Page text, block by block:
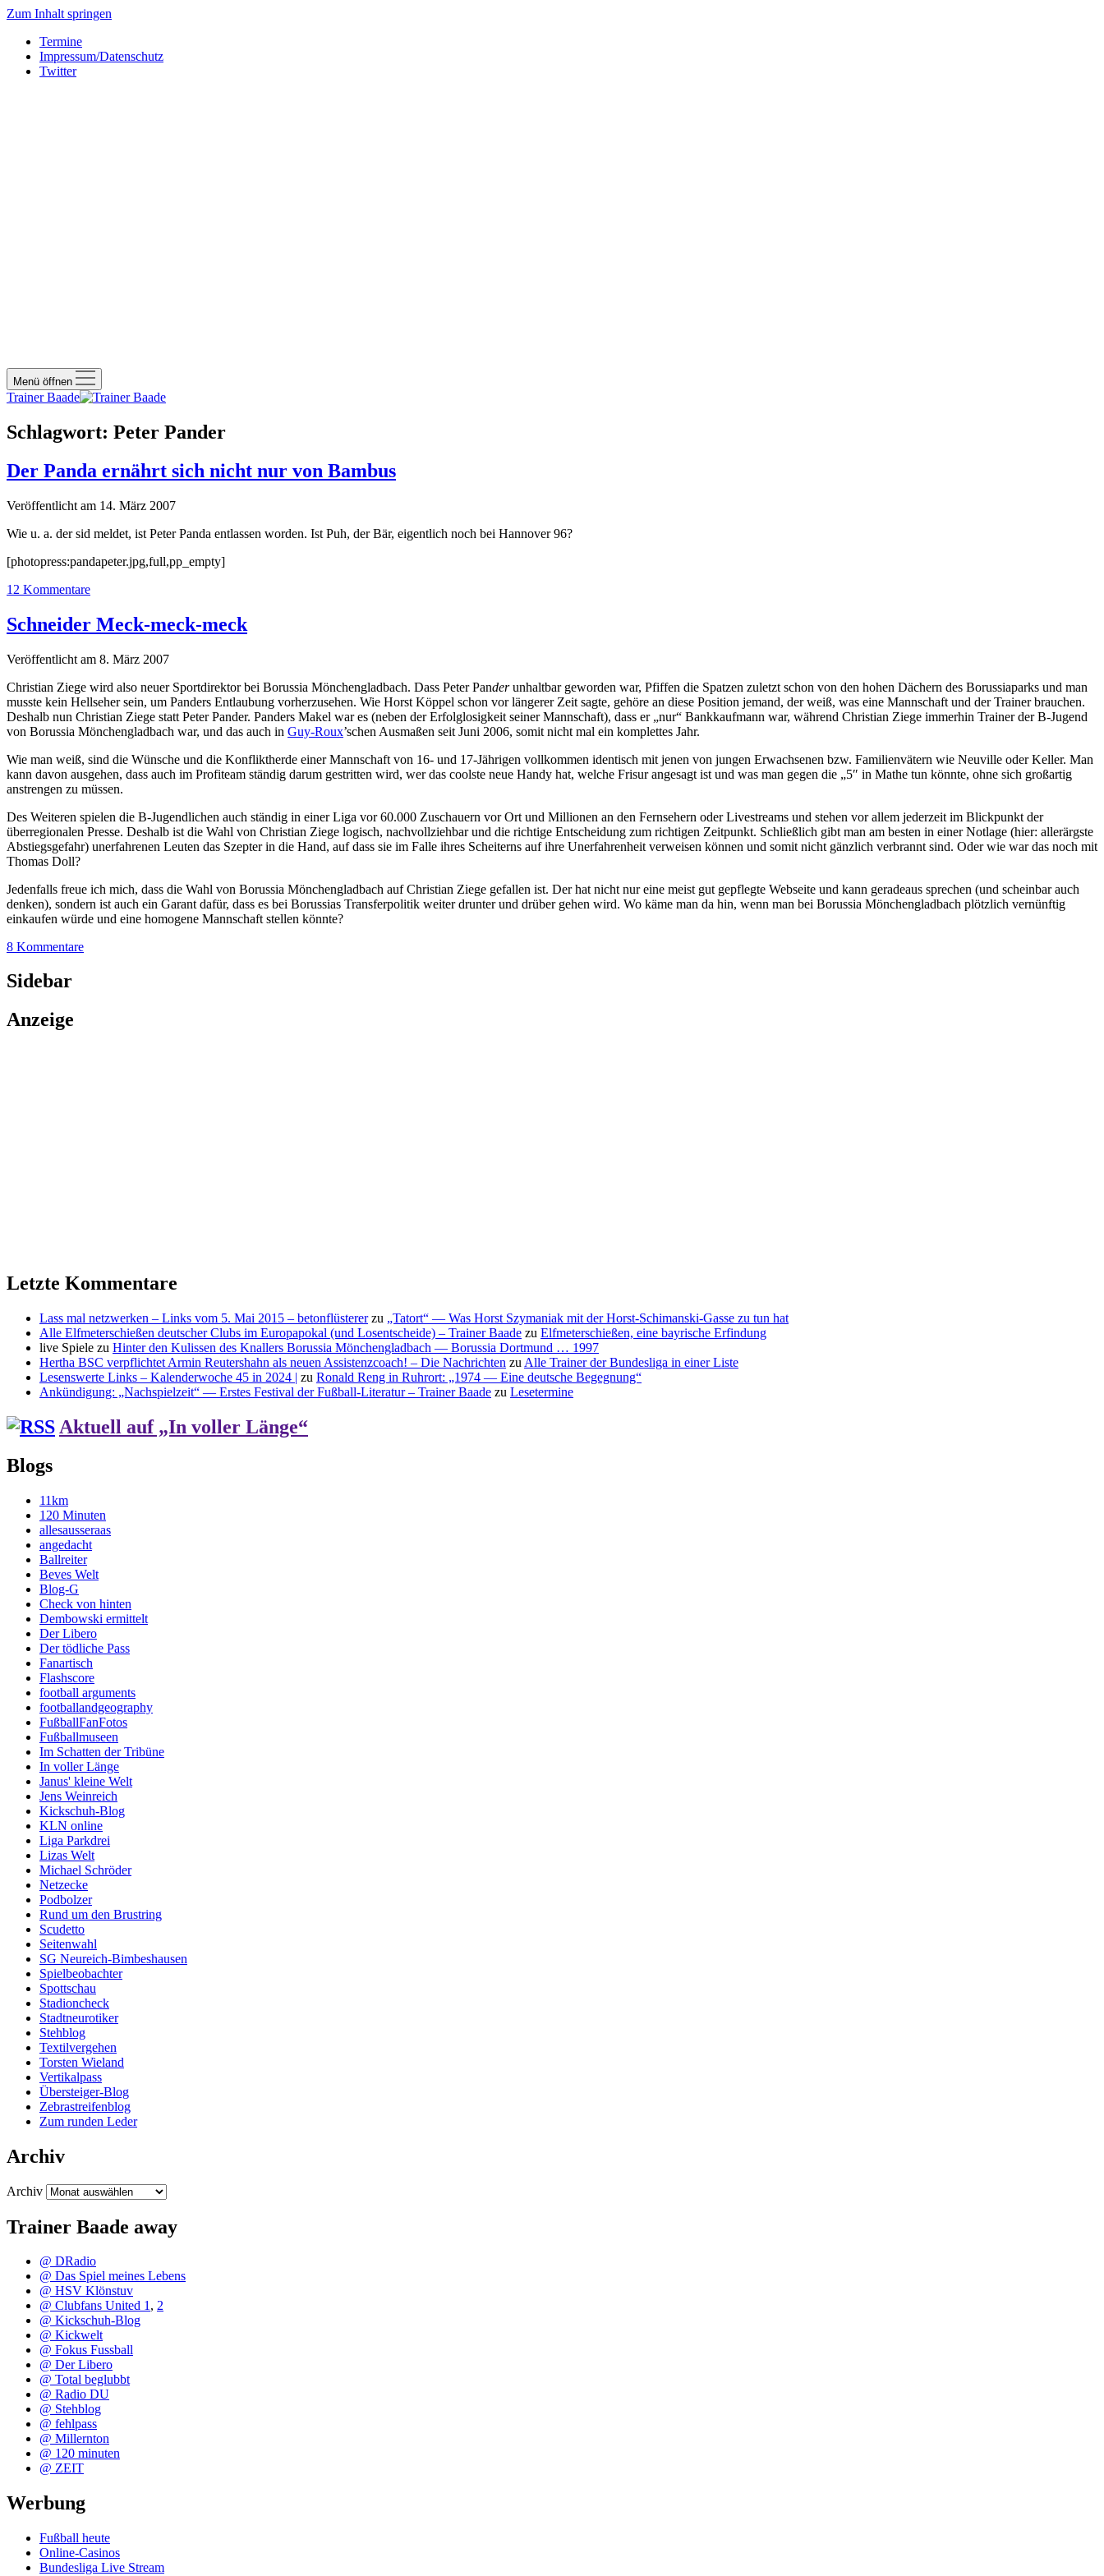
Zum Inhalt springen
Termine
Impressum/Datenschutz
Twitter
Menü öffnen
Trainer Baade
Schlagwort: Peter Pander
Der Panda ernährt sich nicht nur von Bambus
Veröffentlicht am 14. März 2007
Wie u. a. der sid meldet, ist Peter Panda entlassen worden. Ist Puh, der Bär, eigentlich noch bei Hannover 96?
[photopress:pandapeter.jpg,full,pp_empty]
12 Kommentare
Schneider Meck-meck-meck
Veröffentlicht am 8. März 2007
Christian Ziege wird also neuer Sportdirektor bei Borussia Mönchengladbach. Dass Peter Panderunhaltbar geworden war, Pfiffen die Spatzen zuletzt schon von den hohen Dächern des Borussiaparks und man
musste kein Hellseher sein, um Panders Entlaubung vorherzusehen. Wie Horst Köppel schon vor längerer Zeit sagte, gehöre an diese Position jemand, der weiß, was eine Mannschaft und der Trainer brauchen.
Deshalb nun Christian Ziege statt Peter Pander. Panders Makel war es (neben der Erfolglosigkeit seiner Mannschaft), dass er „nur“ Bankkaufmann war, während Christian Ziege immerhin Trainer der B-Jugend
von Borussia Mönchengladbach war, und das auch in Guy-Roux’schen Ausmaßen seit Juni 2006, somit nicht mal ein komplettes Jahr.
Wie man weiß, sind die Wünsche und die Konfliktherde einer Mannschaft von 16- und 17-Jährigen vollkommen identisch mit jenen von jungen Erwachsenen bzw. Familienvätern wie Neuville oder Keller. Man
kann davon ausgehen, dass auch im Profiteam ständig darum gestritten wird, wer das coolste neue Handy hat, welche Frisur angesagt ist und was man gegen die „5″ in Mathe tun könnte, ohne sich großartig
anstrengen zu müssen.
Des Weiteren spielen die B-Jugendlichen auch ständig in einer Liga vor 60.000 Zuschauern vor Ort und Millionen an den Fernsehern oder Livestreams und stehen vor allem jederzeit im Blickpunkt der
überregionalen Presse. Deshalb ist die Wahl von Christian Ziege logisch, nachvollziehbar und die richtige Entscheidung zum richtigen Zeitpunkt. Schließlich gibt man am besten in einer Notlage (hier: allerärgste
Abstiegsgefahr) unerfahrenen Leuten das Szepter in die Hand, auf dass sie im Falle ihres Scheiterns auf ihre Unerfahrenheit verweisen können und somit nicht gänzlich verbrannt sind. Oder wie war das noch mit
Thomas Doll?
Jedenfalls freue ich mich, dass die Wahl von Borussia Mönchengladbach auf Christian Ziege gefallen ist. Der hat nicht nur eine meist gut gepflegte Webseite und kann geradeaus sprechen (und scheinbar auch
denken), sondern ist auch ein Garant dafür, dass es bei Borussias Transferpolitik weiter drunter und drüber gehen wird. Wo käme man da hin, wenn man bei Borussia Mönchengladbach plötzlich vernünftig
einkaufen würde und eine homogene Mannschaft stellen könnte?
8 Kommentare
Sidebar
Anzeige
Letzte Kommentare
Lass mal netzwerken – Links vom 5. Mai 2015 – betonflüstererzu „Tatort“ — Was Horst Szymaniak mit der Horst-Schimanski-Gasse zu tun hat
Alle Elfmeterschießen deutscher Clubs im Europapokal (und Losentscheide) – Trainer Baade zu Elfmeterschießen, eine bayrische Erfindung
live Spiele zu Hinter den Kulissen des Knallers Borussia Mönchengladbach — Borussia Dortmund … 1997
Hertha BSC verpflichtet Armin Reutershahn als neuen Assistenzcoach! – Die Nachrichten zu Alle Trainer der Bundesliga in einer Liste
Lesenswerte Links – Kalenderwoche 45 in 2024 | zu Ronald Reng in Ruhrort: „1974 — Eine deutsche Begegnung“
Ankündigung: „Nachspielzeit“ — Erstes Festival der Fußball-Literatur – Trainer Baade zu Lesetermine
Aktuell auf „In voller Länge“
Blogs
11km
120 Minuten
allesausseraas
angedacht
Ballreiter
Beves Welt
Blog-G
Check von hinten
Dembowski ermittelt
Der Libero
Der tödliche Pass
Fanartisch
Flashscore
football arguments
footballandgeography
FußballFanFotos
Fußballmuseen
Im Schatten der Tribüne
In voller Länge
Janus' kleine Welt
Jens Weinreich
Kickschuh-Blog
KLN online
Liga Parkdrei
Lizas Welt
Michael Schröder
Netzecke
Podbolzer
Rund um den Brustring
Scudetto
Seitenwahl
SG Neureich-Bimbeshausen
Spielbeobachter
Spottschau
Stadioncheck
Stadtneurotiker
Stehblog
Textilvergehen
Torsten Wieland
Vertikalpass
Übersteiger-Blog
Zebrastreifenblog
Zum runden Leder
Archiv
Archiv
Trainer Baade away
@ DRadio
@ Das Spiel meines Lebens
@ HSV Klönstuv
@ Clubfans United 1, 2
@ Kickschuh-Blog
@ Kickwelt
@ Fokus Fussball
@ Der Libero
@ Total beglubbt
@ Radio DU
@ Stehblog
@ fehlpass
@ Millernton
@ 120 minuten
@ ZEIT
Werbung
Fußball heute
Online-Casinos
Bundesliga Live Stream